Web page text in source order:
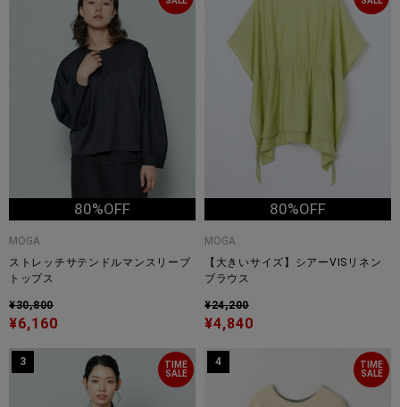
80%OFF
MOGA
ストレッチサテンドルマンスリーブ
トップス
¥30,800
¥6,160
80%OFF
MOGA
【大きいサイズ】シアーVISリネン
ブラウス
¥24,200
¥4,840
TIME
SALE
3
TIME
SALE
4